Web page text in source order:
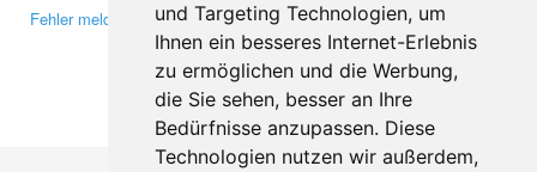
und Targeting Technologien, um
Ihnen ein besseres Internet-Erlebnis
zu ermöglichen und die Werbung,
die Sie sehen, besser an Ihre
Bedürfnisse anzupassen. Diese
Technologien nutzen wir außerdem,
Fehler melden
YouTube
Google+
Makis© Copyright 2026